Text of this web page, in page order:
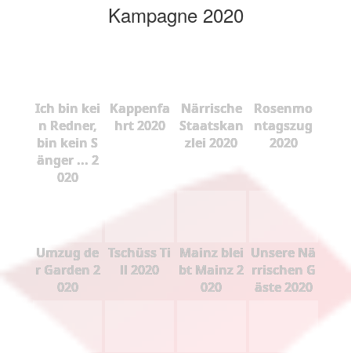
Kampagne 2020
Ich bin kei
n Redner,
bin kein S
änger ... 2
020
Kappenfa
hrt 2020
Närrische
Staatskan
zlei 2020
Rosenmo
ntagszug
2020
Umzug de
r Garden 2
020
Tschüss Ti
ll 2020
Mainz blei
bt Mainz 2
020
Unsere Nä
rrischen G
äste 2020